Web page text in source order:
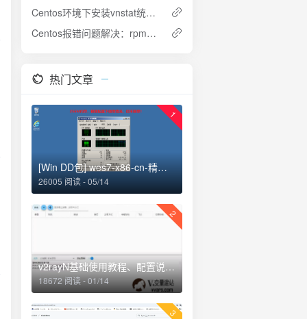
Centos环境下安装vnstat统计vps流量
Centos报错问题解决：rpmdb open failed 的解决办法
热门文章
1
[Win DD包] wes7-x86-cn-精简，安装后仅占用1.55G存储空间
26005 阅读 - 05/14
2
v2rayN基础使用教程、配置说明、添加订阅、路由选择
18672 阅读 - 01/14
3